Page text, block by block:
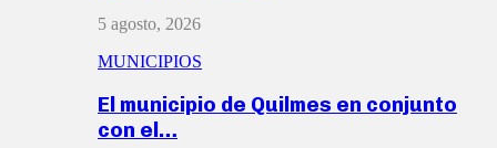
5 agosto, 2026
MUNICIPIOS
El municipio de Quilmes en conjunto
con el…